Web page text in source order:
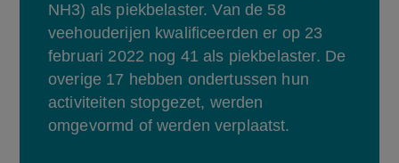
NH3) als piekbelaster. Van de 58
veehouderijen kwalificeerden er op 23
februari 2022 nog 41 als piekbelaster. De
overige 17 hebben ondertussen hun
activiteiten stopgezet, werden
omgevormd of werden verplaatst.